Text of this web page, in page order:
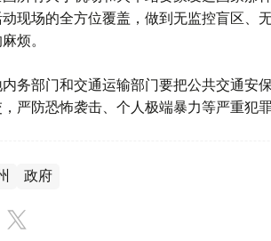
现场的全方位覆盖，做到无监控盲区、
烦。
务部门和交通运输部门要把公共交通安
严防恐怖袭击、个人极端暴力等严重犯
政府